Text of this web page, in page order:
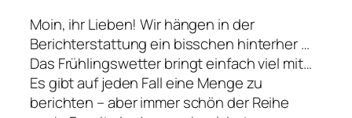
i
e
B
e
z
Moin, ihr Lieben! Wir hängen in der
Berichterstattung ein bisschen hinterher …
Das Frühlingswetter bringt einfach viel mit…
Es gibt auf jeden Fall eine Menge zu
berichten – aber immer schön der Reihe